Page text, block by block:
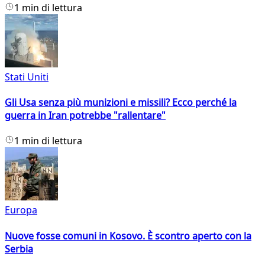
1 min di lettura
Stati Uniti
Gli Usa senza più munizioni e missili? Ecco perché la
guerra in Iran potrebbe "rallentare"
1 min di lettura
Europa
Nuove fosse comuni in Kosovo. È scontro aperto con la
Serbia